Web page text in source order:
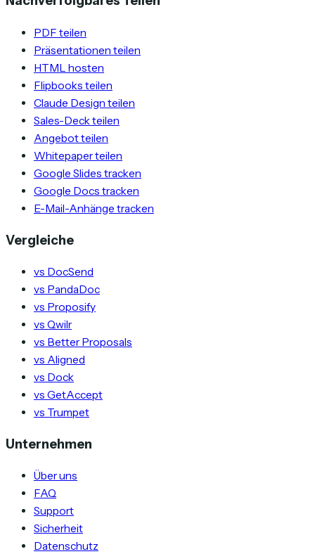
PDF teilen
Präsentationen teilen
HTML hosten
Flipbooks teilen
Claude Design teilen
Sales-Deck teilen
Angebot teilen
Whitepaper teilen
Google Slides tracken
Google Docs tracken
E-Mail-Anhänge tracken
Vergleiche
vs DocSend
vs PandaDoc
vs Proposify
vs Qwilr
vs Better Proposals
vs Aligned
vs Dock
vs GetAccept
vs Trumpet
Unternehmen
Über uns
FAQ
Support
Sicherheit
Datenschutz